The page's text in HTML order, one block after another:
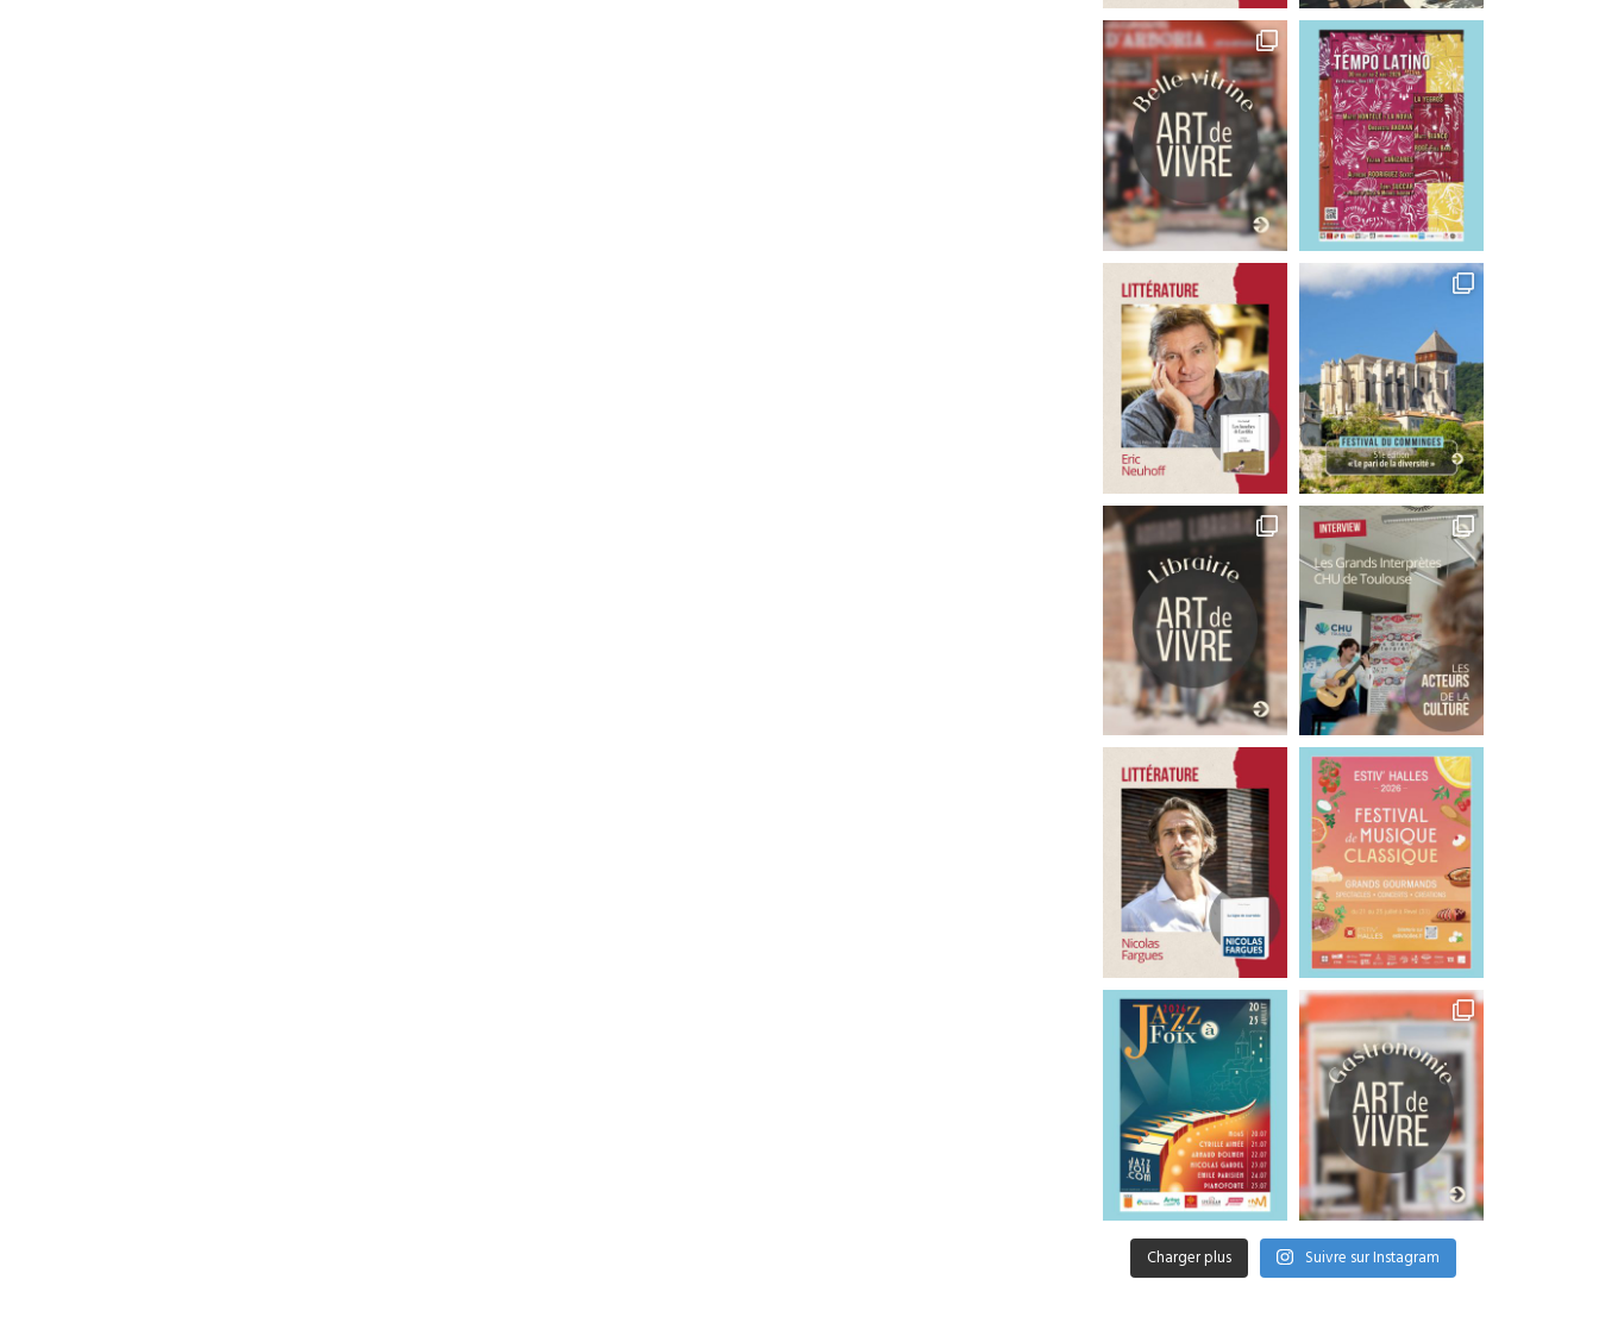
Charger plus Suivre sur Instagram